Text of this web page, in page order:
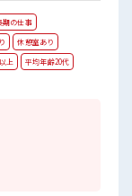
期の仕事
休憩室あり
上
平均年齢20代